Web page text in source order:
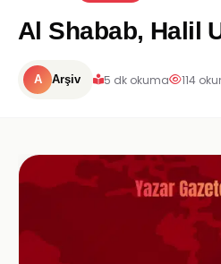
Al Shabab, Halil
A Arşiv 5 dk okuma 114